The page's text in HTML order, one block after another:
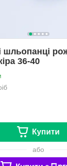
шльопанці
36-40
Купити
або